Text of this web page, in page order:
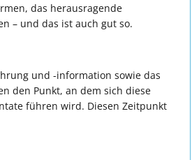
das herausragende
– und das ist auch gut so.
und -information sowie das
den Punkt, an dem sich diese
führen wird. Diesen Zeitpunkt